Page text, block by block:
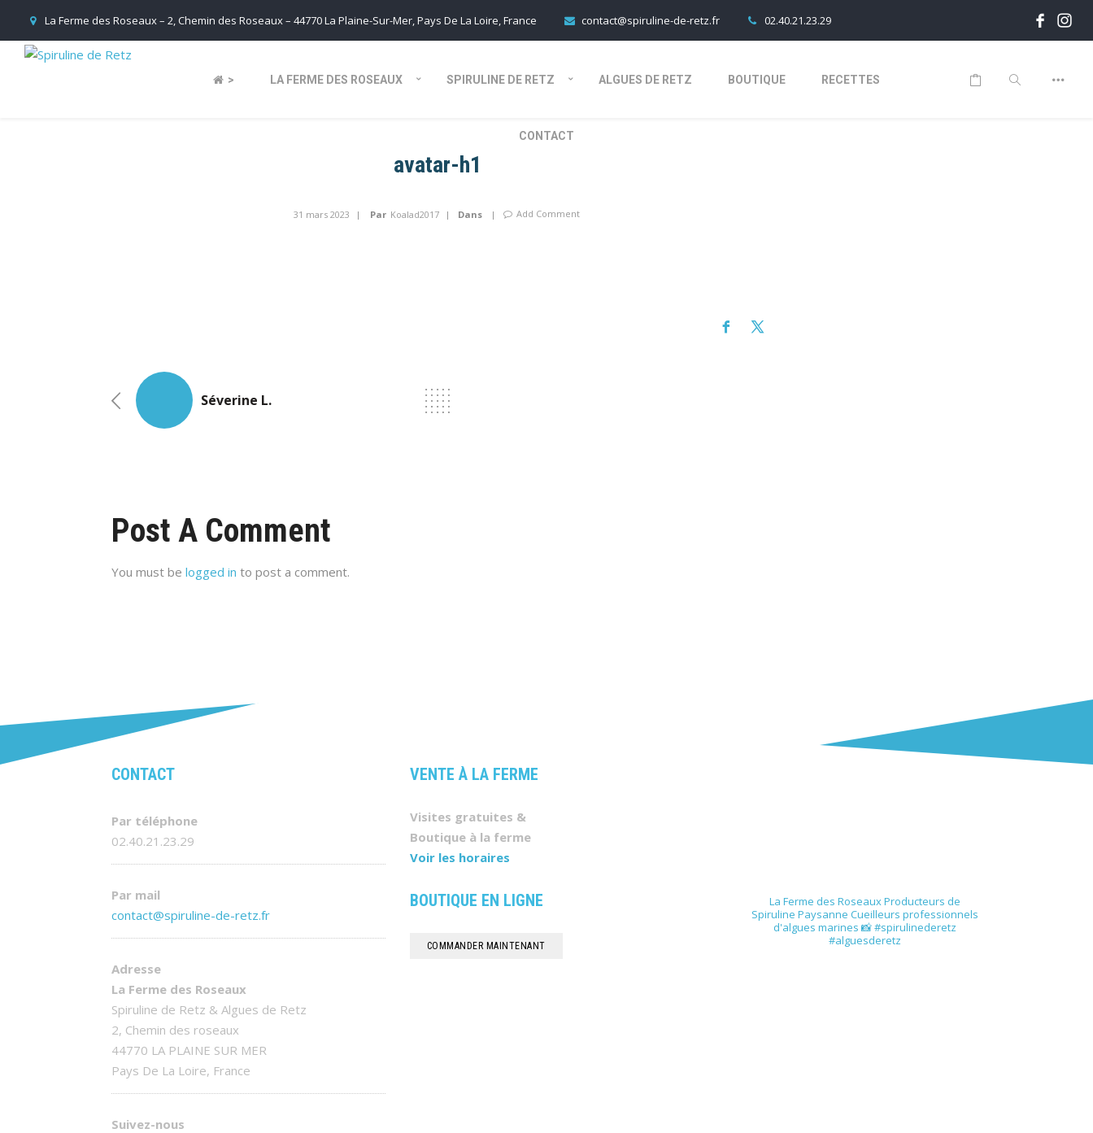
La Ferme des Roseaux – 2, Chemin des Roseaux – 44770 La Plaine-Sur-Mer, Pays De La Loire, France contact@spiruline-de-retz.fr 02.40.21.23.29
> LA FERME DES ROSEAUX SPIRULINE DE RETZ ALGUES DE RETZ BOUTIQUE RECETTES
CONTACT
avatar-h1
31 mars 2023 Par Koalad2017 Dans Add Comment
Séverine L.
Post A Comment
You must be logged in to post a comment.
CONTACT
Par téléphone
02.40.21.23.29
Par mail
contact@spiruline-de-retz.fr
Adresse
La Ferme des Roseaux
Spiruline de Retz & Algues de Retz
2, Chemin des roseaux
44770 LA PLAINE SUR MER
Pays De La Loire, France
Suivez-nous
VENTE À LA FERME
Visites gratuites &
Boutique à la ferme
Voir les horaires
BOUTIQUE EN LIGNE
COMMANDER MAINTENANT
La Ferme des RoseauxProducteurs de
Spiruline Paysanne Cueilleurs professionnels
d'algues marines📸 #spirulinederetz
#alguesderetz